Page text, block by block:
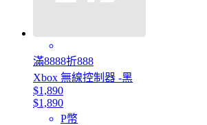
滿8888折888
Xbox 無線控制器 -黑
$1,890
$1,890
P幣